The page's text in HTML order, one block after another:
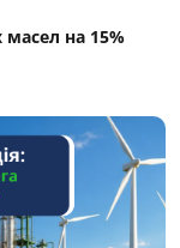
на 15%